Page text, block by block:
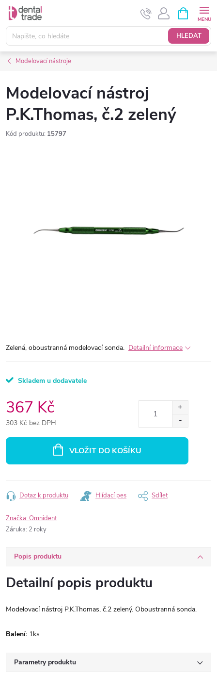
Přejít
obsah
HLEDAT
NÁKUPNÍ
KOŠÍK
Modelovací nástroje
Modelovací nástroj
P.K.Thomas, č.2 zelený
Kód produktu: 15797
Zelená, oboustranná modelovací sonda. Detailní informace
Skladem u dodavatele
367 Kč
303 Kč bez DPH
VLOŽIT DO KOŠÍKU
Dotaz k produktu Hlídací pes Sdílet
Značka: Omnident
Záruka: 2 roky
Popis produktu
Detailní popis produktu
Modelovací nástroj P.K.Thomas, č.2 zelený. Oboustranná sonda.
Balení: 1ks
Parametry produktu